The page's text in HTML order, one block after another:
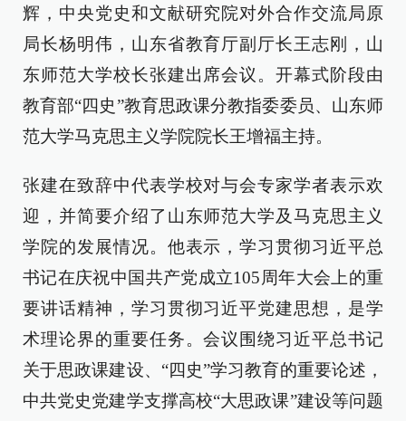
辉，中央党史和文献研究院对外合作交流局原
局长杨明伟，山东省教育厅副厅长王志刚，山
东师范大学校长张建出席会议。开幕式阶段由
教育部“四史”教育思政课分教指委委员、山东师
范大学马克思主义学院院长王增福主持。
张建在致辞中代表学校对与会专家学者表示欢
迎，并简要介绍了山东师范大学及马克思主义
学院的发展情况。他表示，学习贯彻习近平总
书记在庆祝中国共产党成立105周年大会上的重
要讲话精神，学习贯彻习近平党建思想，是学
术理论界的重要任务。会议围绕习近平总书记
关于思政课建设、“四史”学习教育的重要论述，
中共党史党建学支撑高校“大思政课”建设等问题